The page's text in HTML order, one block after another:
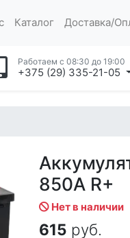
Каталог Доставка/
Работаем с 08:30 до 19:00
+375 (29) 335-21-05
850A R+
Нет в наличии
615 руб.